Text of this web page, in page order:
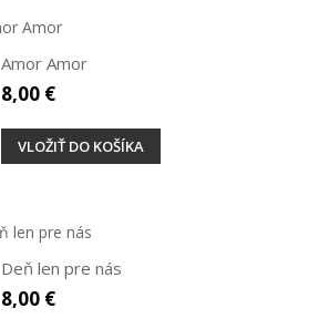
Amor Amor
8,00 €
VLOŽIŤ DO KOŠÍKA
Deň len pre nás
8,00 €